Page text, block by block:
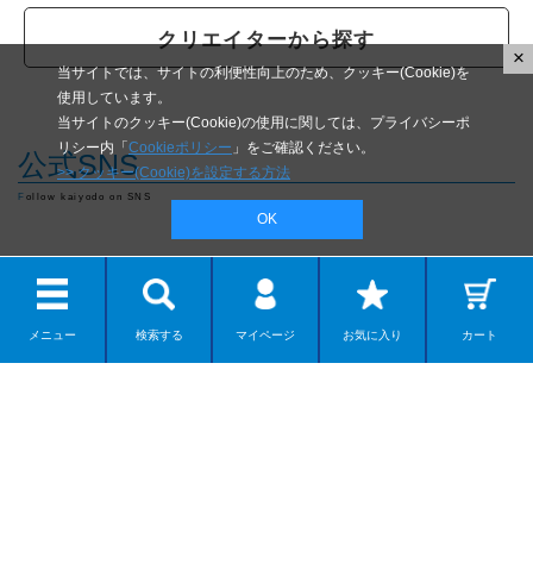
クリエイターから探す
公式SNS
Follow kaiyodo on SNS
メニュー 検索する マイページ お気に入り カート
当サイトでは、サイトの利便性向上のため、クッキー(Cookie)を
使用しています。
当サイトのクッキー(Cookie)の使用に関しては、プライバシーポ
リシー内「 Cookieポリシー 」をご確認ください。
>> クッキー(Cookie)を設定する方法
OK
×